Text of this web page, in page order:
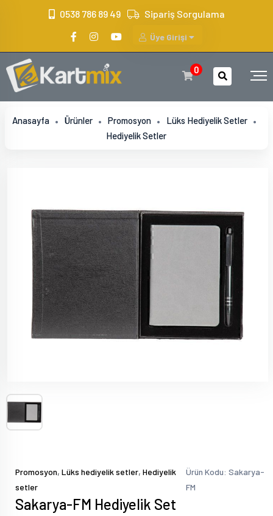
0538 786 89 49 Sipariş Sorgulama
Üye Girişi
0
Anasayfa Ürünler Promosyon
Lüks Hediyelik Setler
Hediyelik Setler
Promosyon, Lüks hediyelik setler, Hediyelik
setler
Ürün Kodu: Sakarya-
FM
Sakarya-FM Hediyelik Set